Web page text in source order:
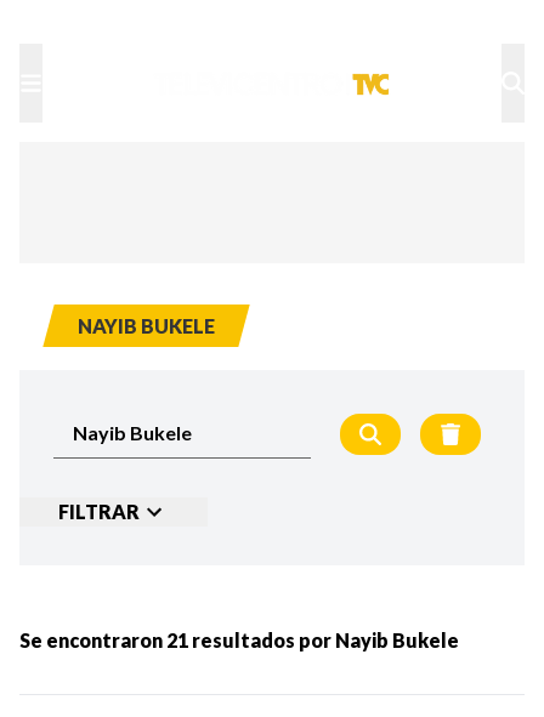
NAYIB BUKELE
FILTRAR
MÁS RECIENTES
MENOS RECIENTES
Se encontraron 21 resultados por Nayib Bukele